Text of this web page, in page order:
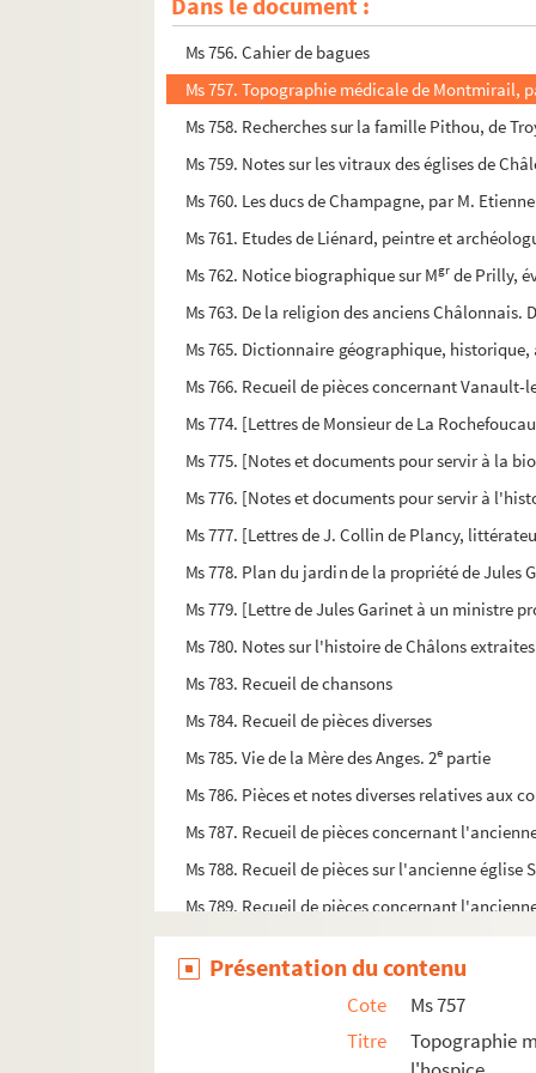
Ms 755. Vocabulaire françois-russe, contenant
Ms 756. Cahier de bagues
Ms 757. Topographie médicale de Montmirail,
Ms 758. Recherches sur la famille Pithou, de
Ms 759. Notes sur les vitraux des églises de
Ms 760. Les ducs de Champagne, par M.
Ms 761. Etudes de Liénard, peintre et
Ms 762. Notice biographique sur Mgr de Prilly,
Ms 763. De la religion des anciens Châlonnais.
Ms 765. Dictionnaire géographique,
Ms 766. Recueil de pièces concernant
Ms 774. [Lettres de Monsieur de La
Ms 775. [Notes et documents pour servir à la
Ms 776. [Notes et documents pour servir à
Ms 777. [Lettres de J. Collin de Plancy,
Ms 778. Plan du jardin de la propriété de Jules
Ms 779. [Lettre de Jules Garinet à un ministre
Ms 780. Notes sur l'histoire de Châlons
Ms 783. Recueil de chansons
Ms 784. Recueil de pièces diverses
Ms 785. Vie de la Mère des Anges. 2e partie
Ms 786. Pièces et notes diverses relatives aux
Ms 787. Recueil de pièces concernant
Ms 788. Recueil de pièces sur l'ancienne
Ms 789. Recueil de pièces concernant
Ms 790. Recueil de pièces concernant
Ms 791. Recueil de pièces concernant la
Ms 792. Brevet de membre et maître de la
Ms 793. "Elévation géométral de la porte
Présentation du contenu
Cote
Ms 757
Titre
Topographie